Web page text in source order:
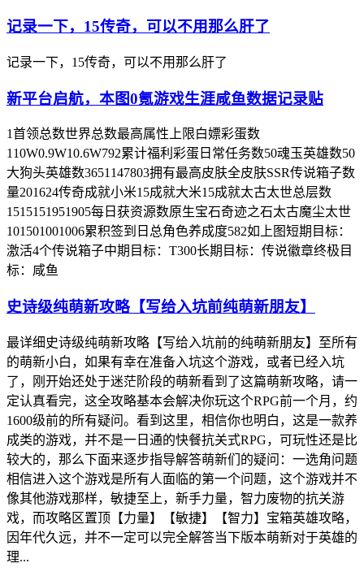
记录一下，15传奇，可以不用那么肝了
记录一下，15传奇，可以不用那么肝了
新平台启航，本图0氪游戏生涯咸鱼数据记录贴
1首领总数世界总数最高属性上限白嫖彩蛋数
110W0.9W10.6W792累计福利彩蛋日常任务数50魂玉英雄数50
大狗头英雄数3651147803拥有最高皮肤全皮肤SSR传说箱子数
量201624传奇成就小米15成就大米15成就太古太世总层数
1515151951905每日获资源数原生宝石奇迹之石太古魔尘太世
101501001006累积签到日总角色养成度582如上图短期目标：
激活4个传说箱子中期目标：T300长期目标：传说徽章终极目
标：咸鱼
史诗级纯萌新攻略【写给入坑前纯萌新朋友】
最详细史诗级纯萌新攻略【写给入坑前的纯萌新朋友】至所有
的萌新小白，如果有幸在准备入坑这个游戏，或者已经入坑
了，刚开始还处于迷茫阶段的萌新看到了这篇萌新攻略，请一
定认真看完，这全攻略基本会解决你玩这个RPG前一个月，约
1600级前的所有疑问。看到这里，相信你也明白，这是一款养
成类的游戏，并不是一日通的快餐抗关式RPG，可玩性还是比
较大的，那么下面来逐步指导解答萌新们的疑问：一选角问题
相信进入这个游戏是所有人面临的第一个问题，这个游戏并不
像其他游戏那样，敏捷至上，新手力量，智力废物的抗关游
戏，而攻略区置顶【力量】【敏捷】【智力】宝箱英雄攻略，
因年代久远，并不一定可以完全解答当下版本萌新对于英雄的
理...